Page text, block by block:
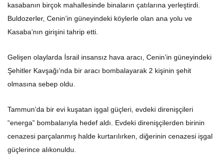
kasabanın birçok mahallesinde binaların çatılarına yerleştirdi.
Buldozerler, Cenin’in güneyindeki köylerle olan ana yolu ve
Kasaba’nın girişini tahrip etti.
Gelişen olaylarda İsrail insansız hava aracı, Cenin’in güneyindeki
Şehitler Kavşağı’nda bir aracı bombalayarak 2 kişinin şehit
olmasına sebep oldu.
Tammun’da bir evi kuşatan işgal güçleri, evdeki direnişçileri
“energa” bombalarıyla hedef aldı. Evdeki direnişçilerden birinin
cenazesi parçalanmış halde kurtarılırken, diğerinin cenazesi işgal
güçlerince alıkonuldu.